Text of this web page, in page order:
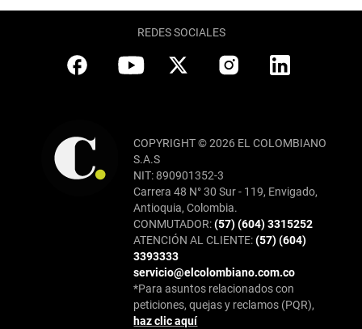
REDES SOCIALES
COPYRIGHT © 2026 EL COLOMBIANO
S.A.S
NIT: 890901352-3
Carrera 48 N° 30 Sur - 119, Envigado,
Antioquia, Colombia.
CONMUTADOR:(57) (604) 3315252
ATENCIÓN AL CLIENTE:(57) (604)
3393333
servicio@elcolombiano.com.co
*Para asuntos relacionados con
peticiones, quejas y reclamos (PQR),
haz clic aquí